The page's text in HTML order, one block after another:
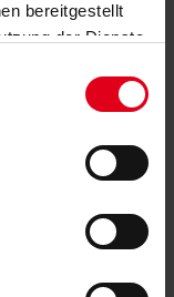
bereitgestellt
der Dienste